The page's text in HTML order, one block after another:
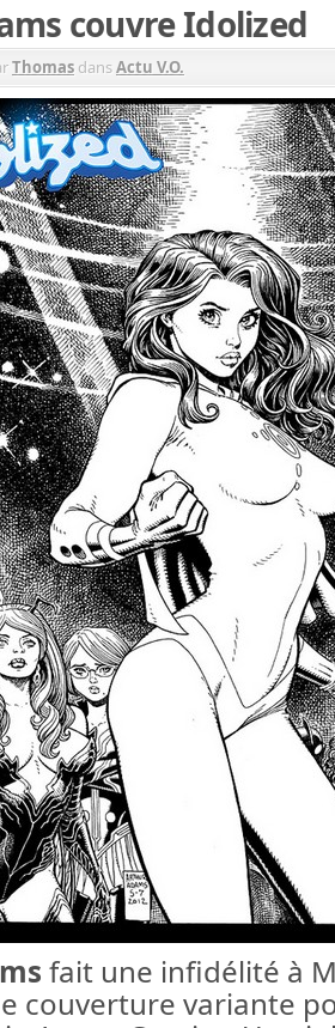
couvre Idolized
Thomas dansActu V.O.
fait une infidélité à
couverture variante